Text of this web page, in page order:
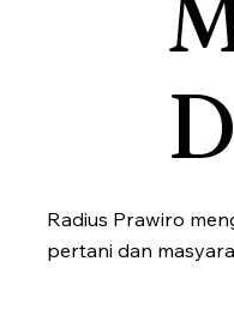
Radius Prawiro
pertani dan